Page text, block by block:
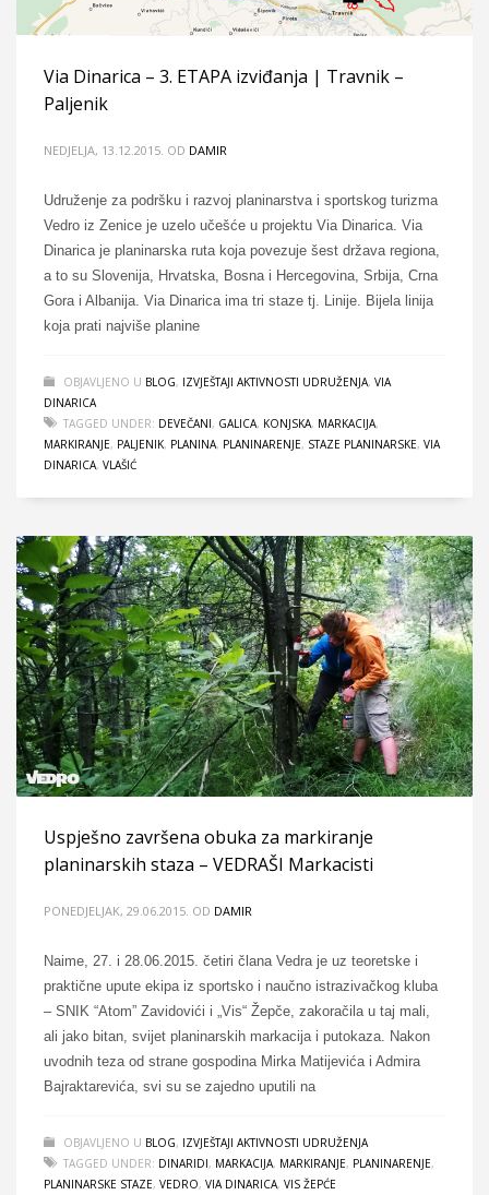
Via Dinarica – 3. ETAPA izviđanja | Travnik –
Paljenik
NEDJELJA, 13.12.2015. OD DAMIR
Udruženje za podršku i razvoj planinarstva i sportskog turizma
Vedro iz Zenice je uzelo učešće u projektu Via Dinarica. Via
Dinarica je planinarska ruta koja povezuje šest država regiona,
a to su Slovenija, Hrvatska, Bosna i Hercegovina, Srbija, Crna
Gora i Albanija. Via Dinarica ima tri staze tj. Linije. Bijela linija
koja prati najviše planine
OBJAVLJENO U BLOG, IZVJEŠTAJI AKTIVNOSTI UDRUŽENJA, VIA
DINARICA
TAGGED UNDER: DEVEČANI, GALICA, KONJSKA, MARKACIJA,
MARKIRANJE, PALJENIK, PLANINA, PLANINARENJE, STAZE PLANINARSKE, VIA
DINARICA, VLAŠIĆ
Uspješno završena obuka za markiranje
planinarskih staza – VEDRAŠI Markacisti
PONEDJELJAK, 29.06.2015. OD DAMIR
Naime, 27. i 28.06.2015. četiri člana Vedra je uz teoretske i
praktične upute ekipa iz sportsko i naučno istrazivačkog kluba
– SNIK “Atom” Zavidovići i „Vis“ Žepče, zakoračila u taj mali,
ali jako bitan, svijet planinarskih markacija i putokaza. Nakon
uvodnih teza od strane gospodina Mirka Matijevića i Admira
Bajraktarevića, svi su se zajedno uputili na
OBJAVLJENO U BLOG, IZVJEŠTAJI AKTIVNOSTI UDRUŽENJA
TAGGED UNDER: DINARIDI, MARKACIJA, MARKIRANJE, PLANINARENJE,
PLANINARSKE STAZE, VEDRO, VIA DINARICA, VIS ŽEPĆE